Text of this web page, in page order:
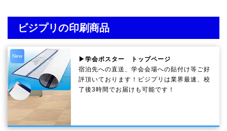
ビジプリの印刷商品
New
▶学会ポスター トップページ
宿泊先への直送、学会会場への貼付け等ご好
評頂いております！ビジプリは業界最速、校
了後3時間でお届けも可能です！